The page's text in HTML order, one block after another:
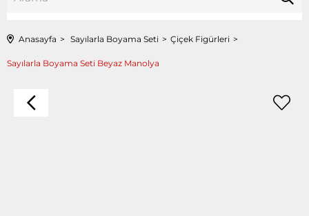
Anasayfa Sayılarla Boyama Seti Çiçek Figürleri
Sayılarla Boyama Seti Beyaz Manolya